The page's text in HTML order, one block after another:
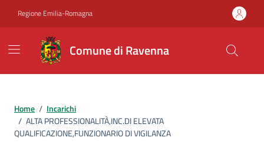
Regione Emilia-Romagna
Comune di Ravenna
Home / Incarichi
/ ALTA PROFESSIONALITÀ,INC.DI ELEVATA
QUALIFICAZIONE,FUNZIONARIO DI VIGILANZA